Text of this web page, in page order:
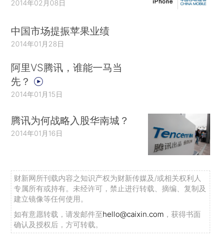
2014年02月08日
中国市场提振苹果业绩
2014年01月28日
阿里VS腾讯，谁能一马当
先？
2014年01月15日
腾讯为何战略入股华南城？
2014年01月16日
财新网所刊载内容之知识产权为财新传媒及/或相关权利人
专属所有或持有。未经许可，禁止进行转载、摘编、复制及
建立镜像等任何使用。
如有意愿转载，请发邮件至hello@caixin.com ，获得书面
确认及授权后，方可转载。